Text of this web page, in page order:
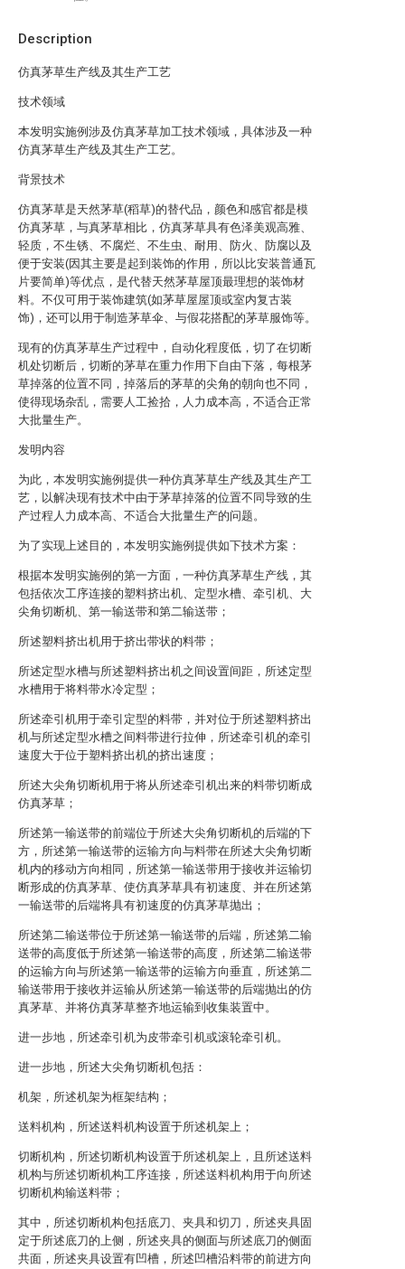
Description
仿真茅草生产线及其生产工艺
技术领域
本发明实施例涉及仿真茅草加工技术领域，具体涉及一种
仿真茅草生产线及其生产工艺。
背景技术
仿真茅草是天然茅草(稻草)的替代品，颜色和感官都是模
仿真茅草，与真茅草相比，仿真茅草具有色泽美观高雅、
轻质，不生锈、不腐烂、不生虫、耐用、防火、防腐以及
便于安装(因其主要是起到装饰的作用，所以比安装普通瓦
片要简单)等优点，是代替天然茅草屋顶最理想的装饰材
料。不仅可用于装饰建筑(如茅草屋屋顶或室内复古装
饰)，还可以用于制造茅草伞、与假花搭配的茅草服饰等。
现有的仿真茅草生产过程中，自动化程度低，切了在切断
机处切断后，切断的茅草在重力作用下自由下落，每根茅
草掉落的位置不同，掉落后的茅草的尖角的朝向也不同，
使得现场杂乱，需要人工捡拾，人力成本高，不适合正常
大批量生产。
发明内容
为此，本发明实施例提供一种仿真茅草生产线及其生产工
艺，以解决现有技术中由于茅草掉落的位置不同导致的生
产过程人力成本高、不适合大批量生产的问题。
为了实现上述目的，本发明实施例提供如下技术方案：
根据本发明实施例的第一方面，一种仿真茅草生产线，其
包括依次工序连接的塑料挤出机、定型水槽、牵引机、大
尖角切断机、第一输送带和第二输送带；
所述塑料挤出机用于挤出带状的料带；
所述定型水槽与所述塑料挤出机之间设置间距，所述定型
水槽用于将料带水冷定型；
所述牵引机用于牵引定型的料带，并对位于所述塑料挤出
机与所述定型水槽之间料带进行拉伸，所述牵引机的牵引
速度大于位于塑料挤出机的挤出速度；
所述大尖角切断机用于将从所述牵引机出来的料带切断成
仿真茅草；
所述第一输送带的前端位于所述大尖角切断机的后端的下
方，所述第一输送带的运输方向与料带在所述大尖角切断
机内的移动方向相同，所述第一输送带用于接收并运输切
断形成的仿真茅草、使仿真茅草具有初速度、并在所述第
一输送带的后端将具有初速度的仿真茅草抛出；
所述第二输送带位于所述第一输送带的后端，所述第二输
送带的高度低于所述第一输送带的高度，所述第二输送带
的运输方向与所述第一输送带的运输方向垂直，所述第二
输送带用于接收并运输从所述第一输送带的后端抛出的仿
真茅草、并将仿真茅草整齐地运输到收集装置中。
进一步地，所述牵引机为皮带牵引机或滚轮牵引机。
进一步地，所述大尖角切断机包括：
机架，所述机架为框架结构；
送料机构，所述送料机构设置于所述机架上；
切断机构，所述切断机构设置于所述机架上，且所述送料
机构与所述切断机构工序连接，所述送料机构用于向所述
切断机构输送料带；
其中，所述切断机构包括底刀、夹具和切刀，所述夹具固
定于所述底刀的上侧，所述夹具的侧面与所述底刀的侧面
共面，所述夹具设置有凹槽，所述凹槽沿料带的前进方向